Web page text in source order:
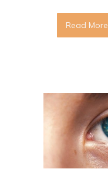
Read More